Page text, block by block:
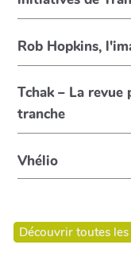
Rob Hopkins,
Tchak – La revue
tranche
Vhélio
Découvrir toutes